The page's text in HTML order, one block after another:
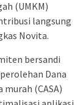
(UMKM)
langsung
Novita.
bersandi
Dana
murah (CASA)